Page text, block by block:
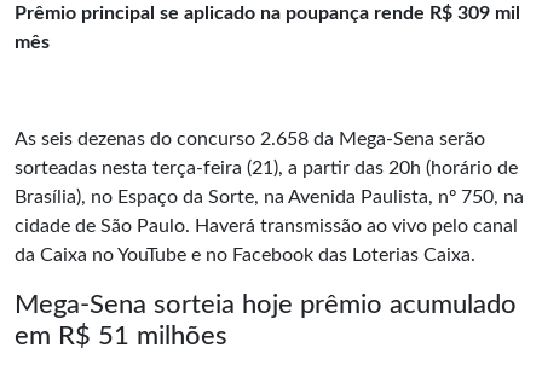
Prêmio principal se aplicado na poupança rende R$ 309 mil
mês
As seis dezenas do concurso 2.658 da Mega-Sena serão
sorteadas nesta terça-feira (21), a partir das 20h (horário de
Brasília), no Espaço da Sorte, na Avenida Paulista, nº 750, na
cidade de São Paulo. Haverá transmissão ao vivo pelo canal
da Caixa noYouTube e no Facebook das Loterias Caixa.
Mega-Sena sorteia hoje prêmio acumulado
em R$ 51 milhões